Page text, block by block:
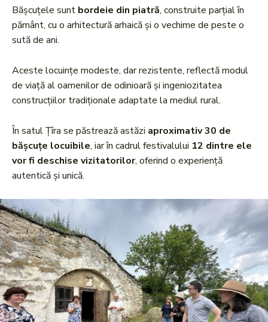
Bășcuțele sunt bordeie din piatră, construite parțial în
pământ, cu o arhitectură arhaică și o vechime de peste o
sută de ani.
Aceste locuințe modeste, dar rezistente, reflectă modul
de viață al oamenilor de odinioară și ingeniozitatea
construcțiilor tradiționale adaptate la mediul rural.
În satul Țîra se păstrează astăzi aproximativ 30 de
bășcuțe locuibile, iar în cadrul festivalului 12 dintre ele
vor fi deschise vizitatorilor, oferind o experiență
autentică și unică.